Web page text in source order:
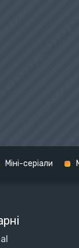
Міні-серіали